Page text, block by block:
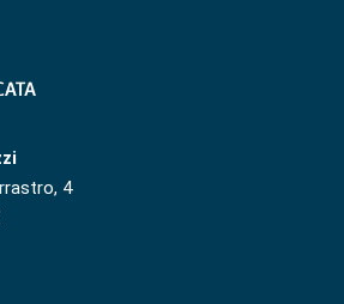
4